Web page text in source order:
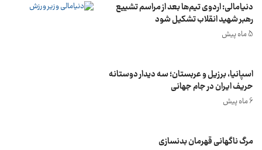
دنیامالی: اردوی تیم‌ها بعد از مراسم تشییع
رهبر شهید انقلاب تشکیل شود
5 ماه پیش
اسپانیا، برزیل و عربستان؛ سه دیدار دوستانه
حریف ایران در جام جهانی
6 ماه پیش
مرگ ناگهانی قهرمان بدنسازی